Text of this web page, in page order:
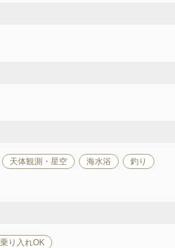
天体観測・星空 海水浴 釣り
り入れOK